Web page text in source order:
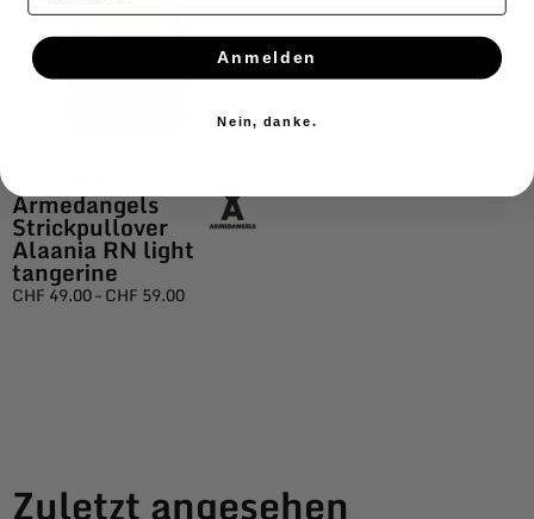
Armedangels
Strickpullover
Alaania RN light
tangerine
CHF 49.00–CHF 59.00
Zuletzt angesehen
Anmelden
Nein, danke.